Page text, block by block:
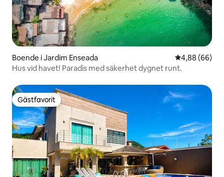
Boende i Jardim Enseada 4,88 av 5 i
4,88 (66)
Hus vid havet! Paradis med säkerhet dygnet runt.
Gästfavorit
Gästfavorit